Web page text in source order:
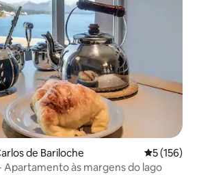
de Bariloche 5 de uma
5 (156)
Apartamento às margens do lago